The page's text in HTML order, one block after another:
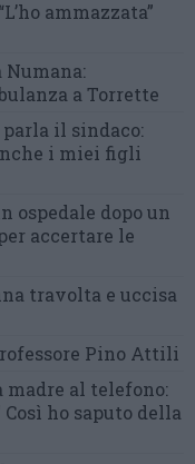
ammazzata”
Numana:
a Torrette
il sindaco:
i miei figli
ospedale dopo un
accertare le
travolta e uccisa
Pino Attili
al telefono:
Così ho saputo della